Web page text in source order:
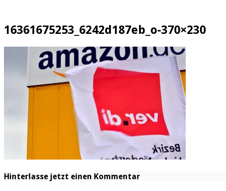
16361675253_6242d187eb_o-370×230
Hinterlasse jetzt einen Kommentar